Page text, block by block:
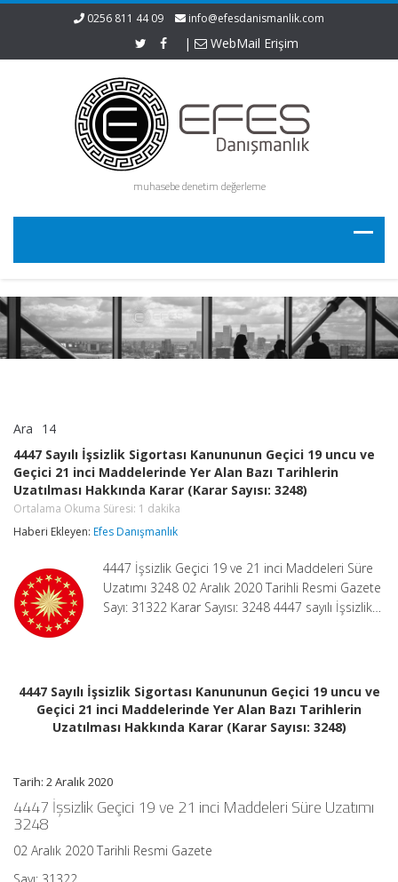
0256 811 44 09 info@efesdanismanlik.com
| WebMail Erişim
muhasebe denetim değerleme
Ara 14
İşsizlik
Sigortası
Kanununun
Geçici
uncu
Geçici
21
inci
Maddelerinde
Yer
Uzatılması
Hakkında
Karar
(Karar
Ortalama
Okuma
Süresi:
1
4447 Sayılı İşsizlik Sigortası Kanununun Geçici 19 uncu ve
Geçici 21 inci Maddelerinde Yer Alan Bazı Tarihlerin
Uzatılması Hakkında Karar (Karar Sayısı: 3248)
Ortalama Okuma Süresi: 1 dakika
Haberi Ekleyen: Efes Danışmanlık
4447 İşsizlik Geçici 19 ve 21 inci Maddeleri Süre
Uzatımı 3248 02 Aralık 2020 Tarihli Resmi Gazete
Sayı: 31322 Karar Sayısı: 3248 4447 sayılı İşsizlik…
4447 Sayılı İşsizlik Sigortası Kanununun Geçici 19 uncu ve
Geçici 21 inci Maddelerinde Yer Alan Bazı Tarihlerin
Uzatılması Hakkında Karar (Karar Sayısı: 3248)
Tarih: 2 Aralık 2020
4447 İşsizlik Geçici 19 ve 21 inci Maddeleri Süre Uzatımı
3248
02 Aralık 2020 Tarihli Resmi Gazete